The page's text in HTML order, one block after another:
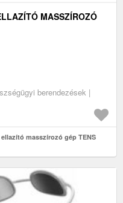
MASSZÍROZÓ
berendezések |
masszírozó gép TENS